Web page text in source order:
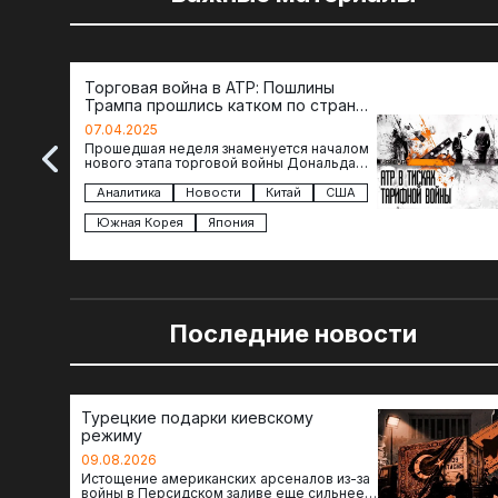
Торговая война в АТР: Пошлины
Трампа прошлись катком по странам
региона
07.04.2025
Прошедшая неделя знаменуется началом
нового этапа торговой войны Дональда
импорта из более 100 стран…
Аналитика Новости Китай
США
Южная Корея
Япония
Последние новости
Турецкие подарки киевскому
режиму
09.08.2026
Истощение американских арсеналов из-за
войны в Персидском заливе еще сильнее